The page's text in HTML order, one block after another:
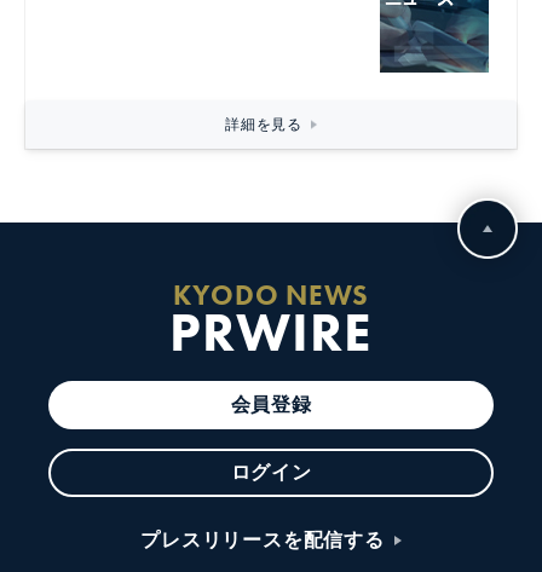
詳細を見る
KYODO NEWS
PRWIRE
会員登録
ログイン
プレスリリースを配信する